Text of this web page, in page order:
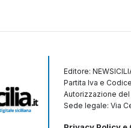
Editore:
Partita Iva e
Autorizzazione del
Sede legale: Via